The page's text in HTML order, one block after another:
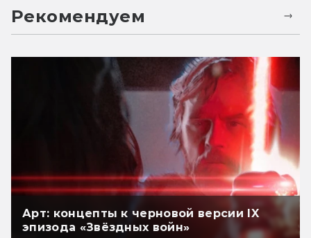
Рекомендуем
Арт: концепты к черновой версии IX
эпизода «Звёздных войн»